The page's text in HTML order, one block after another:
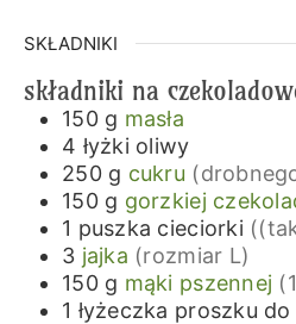
SKŁADNIKI
składniki na
150 g masła
4 łyżki oliwy
250 g cukru
150 g gorzkiej
1 puszka cieciorki
3 jajka (rozmiar L)
150 g mąki pszennej
1 łyżeczka proszku do